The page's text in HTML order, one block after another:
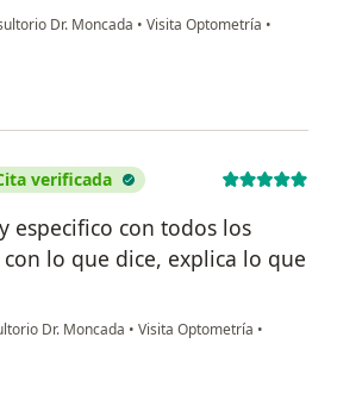
Dr. Moncada • Visita Optometría •
Marcela pavoni
verificada
especifico con todos los
lo que dice, explica lo que
Dr. Moncada • Visita Optometría •
calle